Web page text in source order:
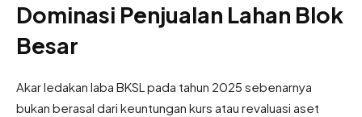
Dominasi Penjualan Lahan Blok
Besar
Akar ledakan laba BKSL pada tahun 2025 sebenarnya
bukan berasal dari keuntungan kurs atau revaluasi aset